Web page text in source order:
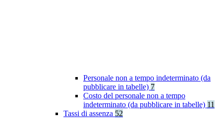
Personale non a tempo indeterminato (da
pubblicare in tabelle) 7
Costo del personale non a tempo
indeterminato (da pubblicare in tabelle) 11
Tassi di assenza 52